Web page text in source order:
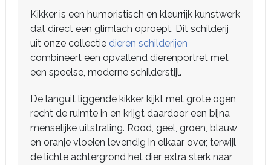
Kikker is een humoristisch en kleurrijk kunstwerk
dat direct een glimlach oproept. Dit schilderij
uit onze collectie dieren schilderijen
combineert een opvallend dierenportret met
een speelse, moderne schilderstijl.
De languit liggende kikker kijkt met grote ogen
recht de ruimte in en krijgt daardoor een bijna
menselijke uitstraling. Rood, geel, groen, blauw
en oranje vloeien levendig in elkaar over, terwijl
de lichte achtergrond het dier extra sterk naar